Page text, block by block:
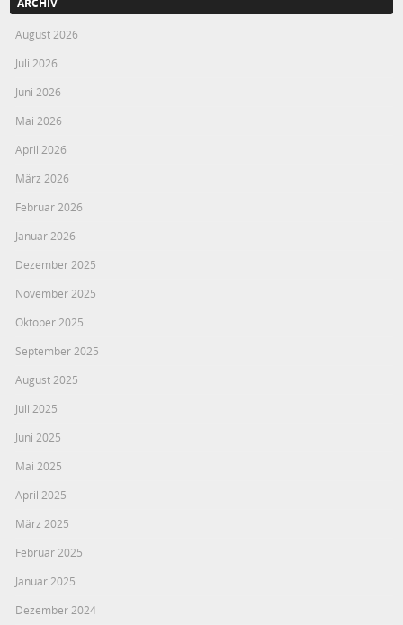
August 2026
Juli 2026
Juni 2026
Mai 2026
April 2026
März 2026
Februar 2026
Januar 2026
Dezember 2025
November 2025
Oktober 2025
September 2025
August 2025
Juli 2025
Juni 2025
Mai 2025
April 2025
März 2025
Februar 2025
Januar 2025
Dezember 2024